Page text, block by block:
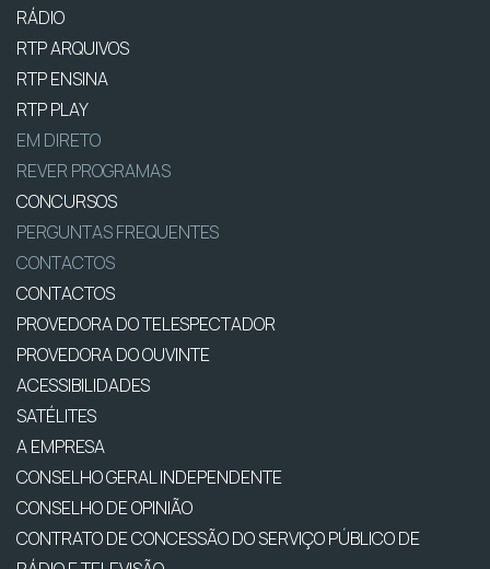
RÁDIO
RTP ARQUIVOS
RTP ENSINA
RTP PLAY
EM DIRETO
REVER PROGRAMAS
CONCURSOS
PERGUNTAS FREQUENTES
CONTACTOS
CONTACTOS
PROVEDORA DO TELESPECTADOR
PROVEDORA DO OUVINTE
ACESSIBILIDADES
SATÉLITES
A EMPRESA
CONSELHO GERAL INDEPENDENTE
CONSELHO DE OPINIÃO
CONTRATO DE CONCESSÃO DO SERVIÇO PÚBLICO DE